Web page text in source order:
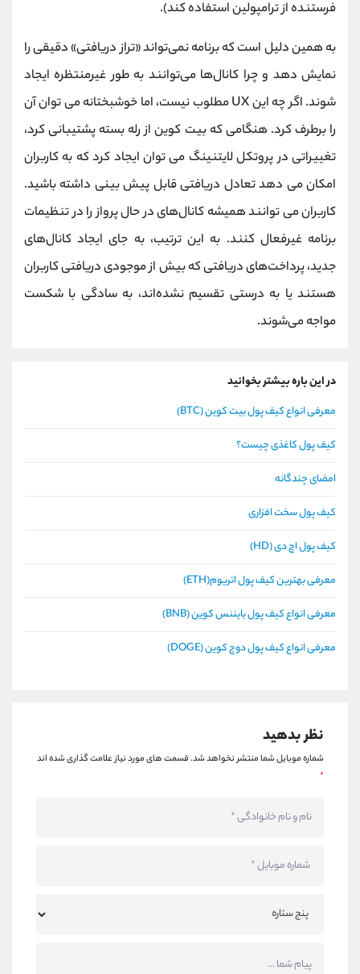
فرستنده از ترامپولین استفاده کند).
به همین دلیل است که برنامه نمی‌تواند «تراز دریافتی» دقیقی را
نمایش دهد و چرا کانال‌ها می‌توانند به طور غیرمنتظره ایجاد
شوند. اگر چه این UX مطلوب نیست، اما خوشبختانه می توان آن
را برطرف کرد. هنگامی که بیت کوین از رله بسته پشتیبانی کرد،
تغییراتی در پروتکل لایتنینگ می توان ایجاد کرد که به کاربران
امکان می دهد تعادل دریافتی قابل پیش بینی داشته باشید.
کاربران می توانند همیشه کانال‌های در حال پرواز را در تنظیمات
برنامه غیرفعال کنند. به این ترتیب، به جای ایجاد کانال‌های
جدید، پرداخت‌های دریافتی که بیش از موجودی دریافتی کاربران
هستند یا به درستی تقسیم نشده‌اند، به سادگی با شکست
مواجه می‌شوند.
در این باره بیشتر بخوانید
معرفی انواع کیف پول بیت کوین (BTC)
کیف پول کاغذی چیست؟
امضای چندگانه
کیف پول سخت افزاری
کیف پول اچ دی (HD)
معرفی بهترین کیف پول اتریوم(ETH)
معرفی انواع کیف پول بایننس کوین (BNB)
معرفی انواع کیف پول دوج کوین (DOGE)
نظر بدهید
شماره موبایل شما منتشر نخواهد شد.قسمت های مورد نیاز علامت گذاری شده اند
*